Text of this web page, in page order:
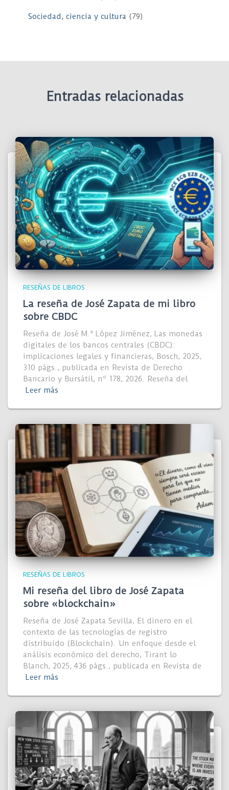
Sociedad, ciencia y cultura (79)
Entradas relacionadas
RESEÑAS DE LIBROS
La reseña de José Zapata de mi libro
sobre CBDC
Reseña de José M.ª López Jiménez, Las monedas
digitales de los bancos centrales (CBDC):
implicaciones legales y financieras, Bosch, 2025,
310 págs., publicada en Revista de Derecho
Bancario y Bursátil, nº 178, 2026. Reseña del
Leer más
RESEÑAS DE LIBROS
Mi reseña del libro de José Zapata
sobre «blockchain»
Reseña de José Zapata Sevilla, El dinero en el
contexto de las tecnologías de registro
distribuido (Blockchain). Un enfoque desde el
análisis económico del derecho, Tirant lo
Blanch, 2025, 436 págs., publicada en Revista de
Leer más